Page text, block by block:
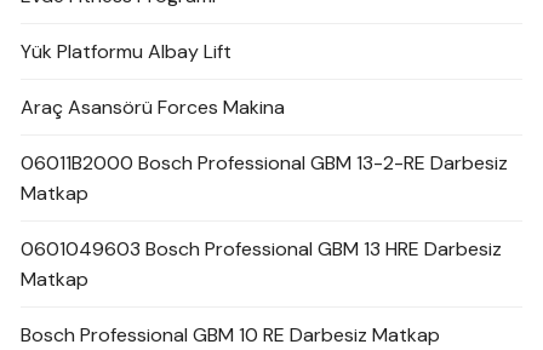
Yük Platformu Albay Lift
Araç Asansörü Forces Makina
06011B2000 Bosch Professional GBM 13-2-RE Darbesiz
Matkap
0601049603 Bosch Professional GBM 13 HRE Darbesiz
Matkap
Bosch Professional GBM 10 RE Darbesiz Matkap